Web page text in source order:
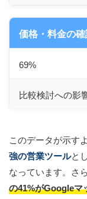
価格・料金の確
69%
比較検討への影
このデータが示す
強の営業ツールと
なっています。さ
の41%がGoogleマ